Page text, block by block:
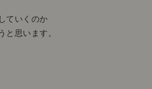
ていくのか
と思います。